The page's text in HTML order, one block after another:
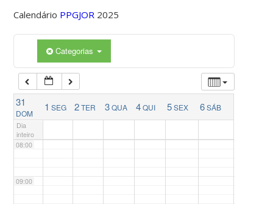
Calendário PPGJOR 2025
Categorias
31
DOM
1 SEG 2TER 3QUA 4QUI 5SEX 6SÁB
Dia
inteiro
05:00
06:00
07:00
08:00
09:00